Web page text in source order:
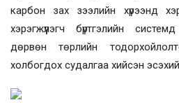
карбон зах зээлийн хүрээнд
хэрэгжүүлэгч бүртгэлийн
дөрвөн төрлийн
холбогдох судалгаа хийсэн